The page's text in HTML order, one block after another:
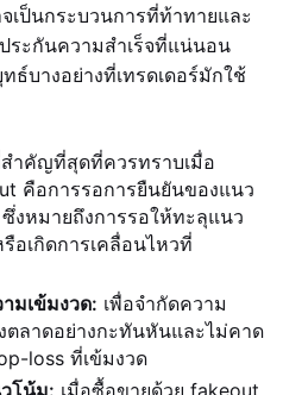
เป็นกระบวนการที่ท้าทายและ
ระกันความสำเร็จที่แน่นอน
ธ์บางอย่างที่เทรดเดอร์มักใช้
ำคัญที่สุดที่ควรทราบเมื่อ
คือการรอการยืนยันของแนว
งหมายถึงการรอให้ทะลุแนว
อเกิดการเคลื่อนไหวที่
มเข้มงวด: เพื่อจำกัดความ
ตลาดอย่างกะทันหันและไม่คาด
loss ที่เข้มงวด
โน้ม: เมื่อซื้อขายด้วย fakeout